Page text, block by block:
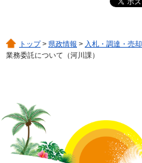
トップ> 県政情報 > 入札・調達・売却
業務委託について（河川課）